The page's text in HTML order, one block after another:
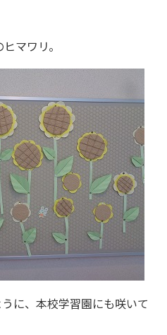
マワリ。
に、本校学習園にも咲いて